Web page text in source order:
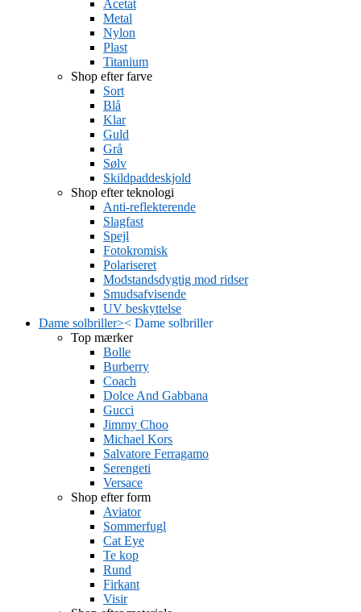
Acetat
Metal
Nylon
Plast
Titanium
Shop efter farve
Sort
Blå
Klar
Guld
Grå
Sølv
Skildpaddeskjold
Shop efter teknologi
Anti-reflekterende
Slagfast
Spejl
Fotokromisk
Polariseret
Modstandsdygtig mod ridser
Smudsafvisende
UV beskyttelse
Dame solbriller>< Dame solbriller
Top mærker
Bolle
Burberry
Coach
Dolce And Gabbana
Gucci
Jimmy Choo
Michael Kors
Salvatore Ferragamo
Serengeti
Versace
Shop efter form
Aviator
Sommerfugl
Cat Eye
Te kop
Rund
Firkant
Visir